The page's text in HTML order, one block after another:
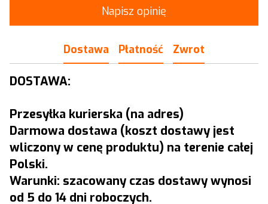
Napisz opinię
Dostawa Płatność Zwrot
DOSTAWA:
Przesyłka kurierska (na adres)
Darmowa dostawa (koszt dostawy jest
wliczony w cenę produktu) na terenie całej
Polski.
Warunki: szacowany czas dostawy wynosi
od 5 do 14 dni roboczych.